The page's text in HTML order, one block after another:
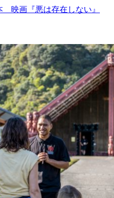
映画『悪は存在しない』